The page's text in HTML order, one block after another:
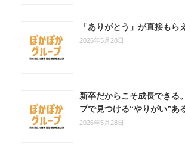
「ありがとう」が直接もら
2026年5月28日
新卒だからこそ成長できる
プで見つける“やりがい”あ
2026年5月28日